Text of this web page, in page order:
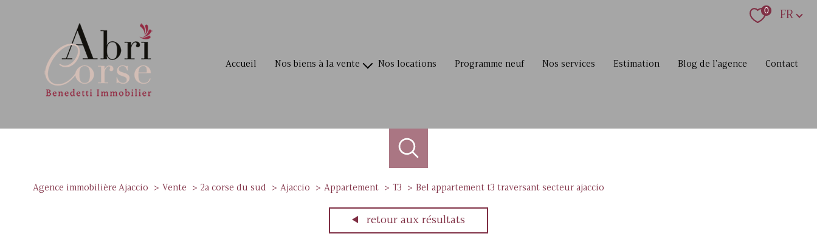
0 Langue
FR
accueil nos biens à la vente nos locations programme neuf nos services estimation blog de l'agence contact
Agence immobilière Ajaccio Vente 2a corse du sud Ajaccio Appartement T3 Bel appartement t3 traversant secteur ajaccio
retour aux résultats